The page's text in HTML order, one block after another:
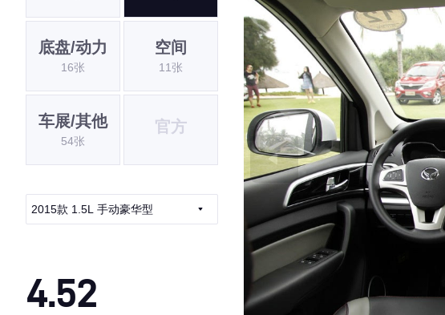
底盘/动力
16张
空间
11张
车展/其他
54张
官方
2015款 1.5L 手动豪华型
4.52